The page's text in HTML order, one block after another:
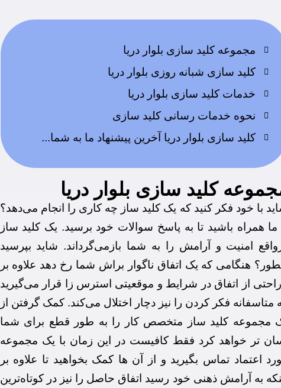
مجموعه کلید سازی بلوار دریا
کلید سازی شبانه روزی بلوار دریا
خدمات کلید سازی بلوار دریا
نحوه خدمات رسانی کلید سازی
کلید سازی بلوار دریا آخرین پیشنهاد ما به شما.‌‌..
کلید سازی بلوار دریا
با خود فکر کنید که یک کلید ساز چه کاری را انجام می‌دهد؟
ما همراه باشید تا به پاسخ سوالات خود برسید. یک کلید ساز
امنیت و آرامش را به شما بازمی‌گرداند. شاید بپرسید
هنگامی که یک اتفاق ناگوار براش شما رخ دهد علاوه بر
از اتفاق در شرایط و موقعیتی استرس زا قرار می‌گیرید
متاسفانه فکر کردن را نیز دچار اختلال می‌کند. کمک گرفتن از
مجموعه کلید ساز متخصص کار را به طور قطع برای شما
تر خواهد کرد فقط کافیست در این زمان با یک مجموعه
اعتماد تماس بگیرید و از آن ها کمک بخواهید تا علاوه بر
به آرامش ذهنی خود رسید اتفاق حاصل را نیز در کوتاه‌ترین